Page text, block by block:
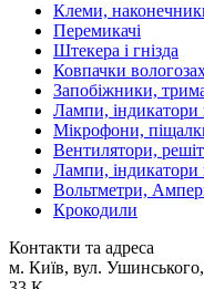
Клеми,
Перемикачі
Штекера і гнізда
Ковпачки
Запобіжники,
Лампи, індикатори
Мікрофони,
Вентилятори,
Лампи, індикатори
Вольтметри,
Крокодили
Контакти та адреса
м. Київ, вул.